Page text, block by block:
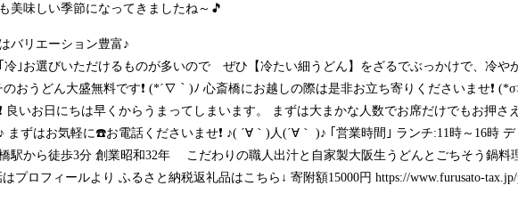
美味しい季節になってきましたね～🎵
バリエーション豊富♪
冷｣お選びいただけるものが多いので ぜひ【冷たい細うどん】をざるでぶっかけで、冷や
おうどん大盛無料です❗ (*´∇｀)ﾉ 心斎橋にお越しの際は是非お立ち寄りくださいませ❗
良いお日にちは早くからうまってしまいます。 まずは大まかな人数でお席だけでもお押
まずはお気軽に☎️お電話くださいませ❗ ♪( ´∀｀)人(´∀｀ )♪ ｢営業時間｣ ランチ:11時～16時
駅から徒歩3分 創業昭和32年 こだわりの職人出汁と自家製大阪生うどんとごちそう鍋料
プロフィールより ふるさと納税返礼品はこちら↓ 寄附額15000円 https://www.furusato-